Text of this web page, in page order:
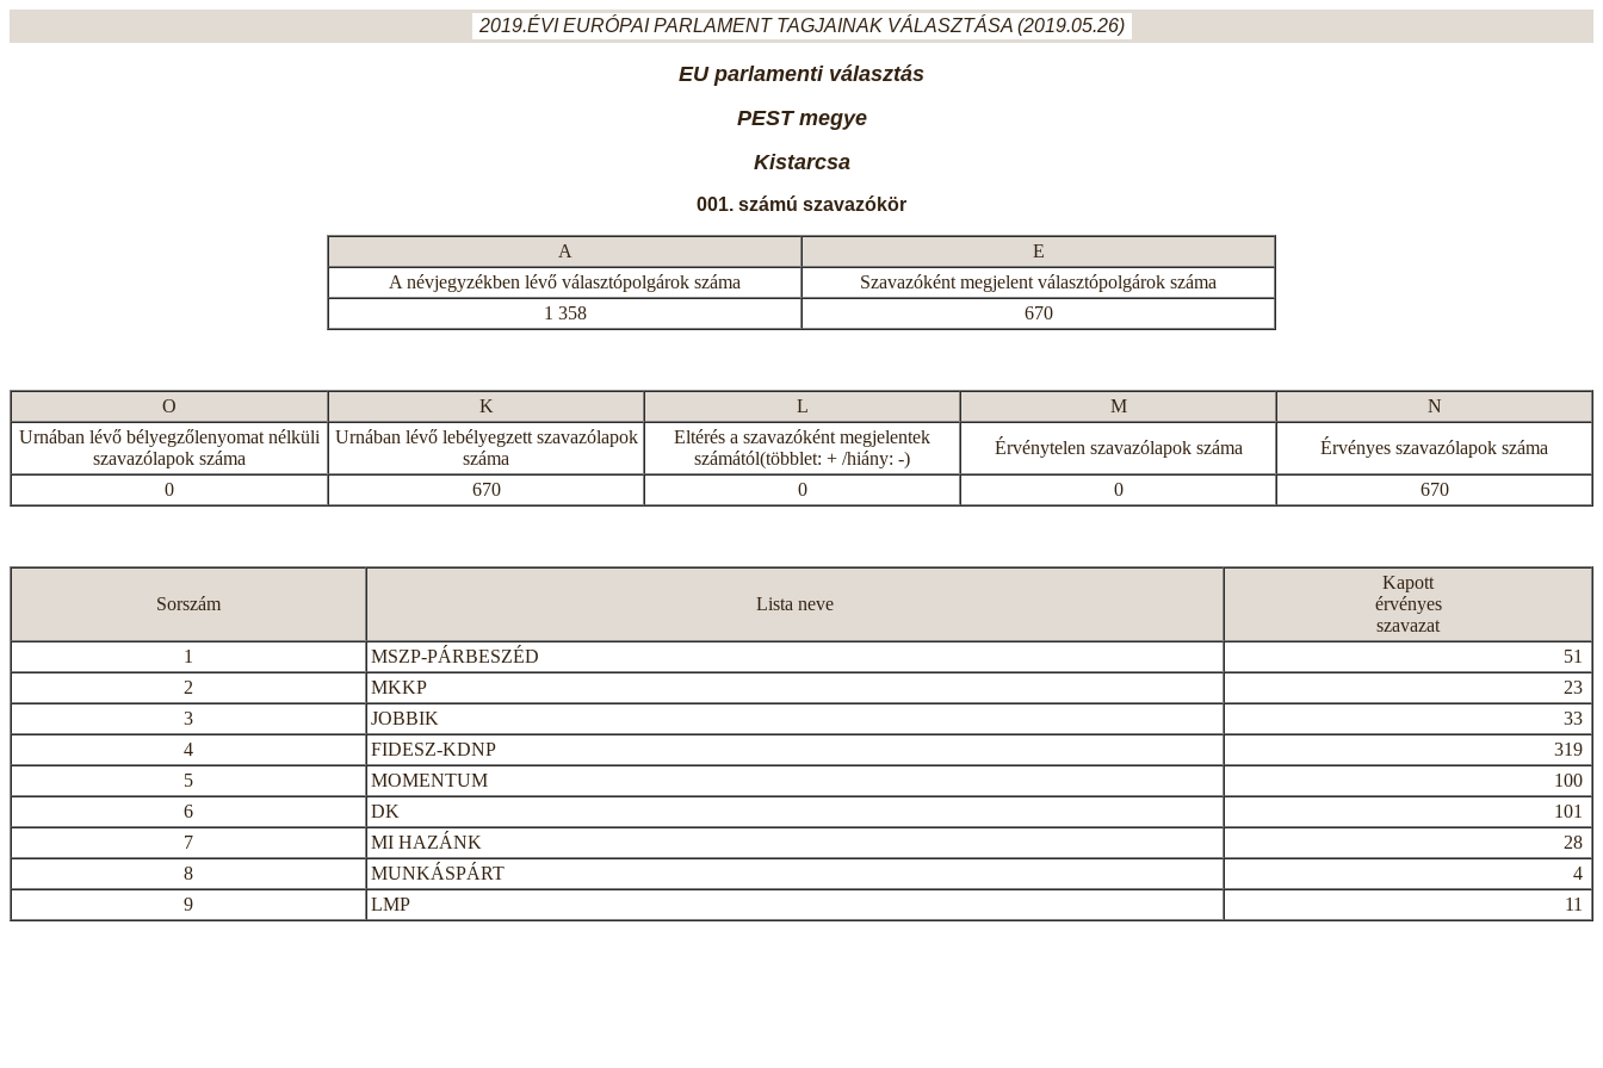
2019.ÉVI EURÓPAI PARLAMENT TAGJAINAK VÁLASZTÁSA (2019.05.26)
EU parlamenti választás
PEST megye
Kistarcsa
001. számú szavazókör
A
E
A névjegyzékben lévő választópolgárok száma
Szavazóként megjelent választópolgárok száma
1 358
670
O K L M
N
Urnában lévő bélyegzőlenyomat nélküli
szavazólapok száma
Urnában lévő lebélyegzett szavazólapok
száma
Eltérés a szavazóként megjelentek
számától(többlet: + /hiány: -)
Érvénytelen szavazólapok száma Érvényes szavazólapok száma
0 670 0 0 670
Sorszám Lista neve
Kapott
érvényes
szavazat
1
MSZP-PÁRBESZÉD
51
2
MKKP
23
3
JOBBIK
33
4
FIDESZ-KDNP
319
5
MOMENTUM
100
6
DK
101
7
MI HAZÁNK
28
8
MUNKÁSPÁRT
4
9
LMP 11